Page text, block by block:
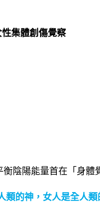
集體創傷覺察
陰陽能量首在「身體
類的神，女人是全人